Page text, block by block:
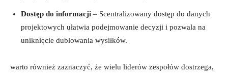
Dostęp do informacji – Scentralizowany dostęp do danych
projektowych ⁤ułatwia podejmowanie‌ decyzji i pozwala na
uniknięcie dublowania wysiłków.
warto również zaznaczyć, że wielu liderów zespołów dostrzega,